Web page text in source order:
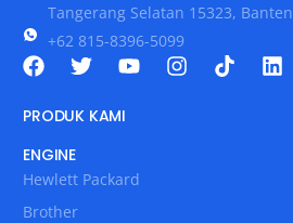
Tangerang Selatan 15323, Banten
+62 815-8396-5099
PRODUK KAMI
ENGINE
Hewlett Packard
Brother